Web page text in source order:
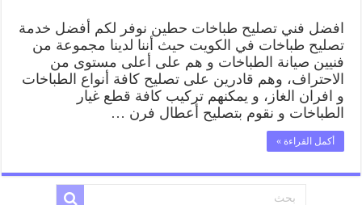
افضل فني تصليح طباخات حطين نوفر لكم أفضل خدمة
تصليح طباخات في الكويت حيث أننا لدينا مجموعة من
فنيين صيانة الطباخات و هم على أعلى مستوى من
الاحتراف، وهم قادرين على تصليح كافة أنواع الطباخات
و افران الغاز، و يمكنهم تركيب كافة قطع غيار
الطباخات و نقوم بتصليح أعطال فرن …
أكمل القراءة »